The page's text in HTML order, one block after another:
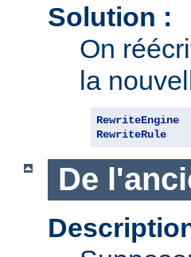
Solution :
On
la
RewriteEngine
RewriteRule
De